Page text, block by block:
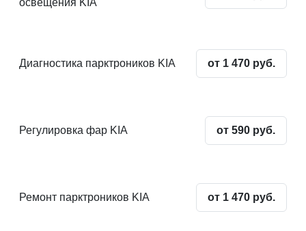
освещения KIA
Диагностика парктроников KIA от 1 470 руб.
Регулировка фар KIA от 590 руб.
Ремонт парктроников KIA от 1 470 руб.